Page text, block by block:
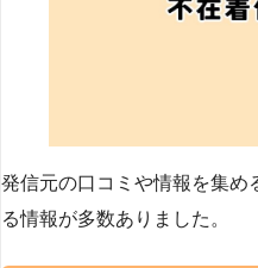
発信元の口コミや情報を集め
る情報が多数ありました。